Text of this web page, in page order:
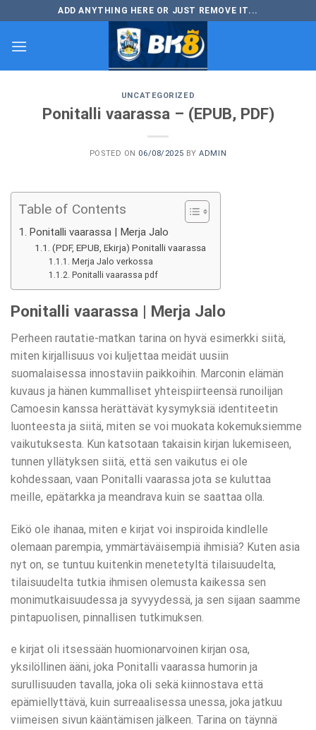
to
content
ADD ANYTHING HERE OR JUST REMOVE IT...
UNCATEGORIZED
Ponitalli vaarassa – (EPUB, PDF)
POSTED ON 06/08/2025 BYADMIN
Table of Contents
Ponitalli vaarassa | Merja Jalo
(PDF, EPUB, Ekirja) Ponitalli vaarassa
Merja Jalo verkossa
Ponitalli vaarassa pdf
Ponitalli vaarassa | Merja Jalo
Perheen rautatie-matkan tarina on hyvä esimerkki siitä,
miten kirjallisuus voi kuljettaa meidät uusiin
suomalaisessa innostaviin paikkoihin. Marconin elämän
kuvaus ja hänen kummalliset yhteispiirteensä runoilijan
Camoesin kanssa herättävät kysymyksiä identiteetin
luonteesta ja siitä, miten se voi muokata kokemuksiemme
vaikutuksesta. Kun katsotaan takaisin kirjan lukemiseen,
tunnen yllätyksen siitä, että sen vaikutus ei ole
kohdessaan, vaan Ponitalli vaarassa jota se kuluttaa
meille, epätarkka ja meandrava kuin se saattaa olla.
Eikö ole ihanaa, miten e kirjat​ voi inspiroida kindlelle
olemaan parempia, ymmärtäväisempiä ihmisiä? Kuten asia
nyt on, se tuntuu kuitenkin menetetyltä tilaisuudelta,
tilaisuudelta tutkia ihmisen olemusta kaikessa sen
monimutkaisuudessa ja syvyydessä, ja sen sijaan saamme
pintapuolisen, pinnallisen tutkimuksen.
e kirjat​ oli itsessään huomionarvoinen kirjan osa,
yksilöllinen ääni, joka Ponitalli vaarassa humorin ja
surullisuuden tavalla, joka oli sekä kiinnostava että
epämiellyttävä, kuin surreaalisessa unessa, joka jatkuu
viimeisen sivun kääntämisen jälkeen. Tarina on täynnä